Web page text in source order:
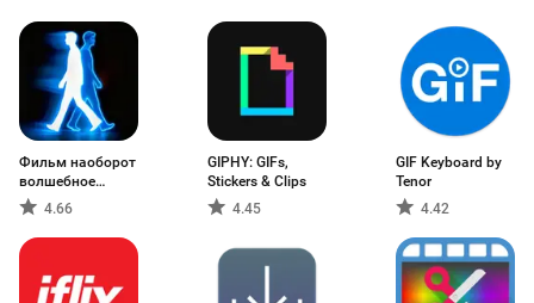
Фильм наоборот
волшебное
видео4.66
GIPHY: GIFs,
Stickers & Clips
4.45
GIF Keyboard by
Tenor
4.42